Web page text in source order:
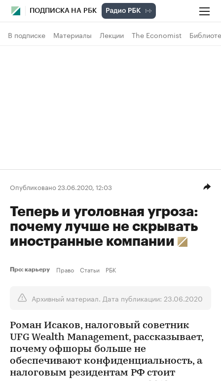
ПОДПИСКА НА РБК
В подписке Материалы Лекции The Economist
Опубликовано 23.06.2020, 12:03
Теперь и уголовная угроза:
почему лучше не скрывать
иностранные компании
Про: карьеру Право Статьи РБК
Архивный материал. Дата публикации: 23.06.2020
Роман Исаков, налоговый советник
UFG Wealth Management, рассказывает,
почему офшоры больше не
обеспечивают конфиденциальность, а
налоговым резидентам РФ стоит